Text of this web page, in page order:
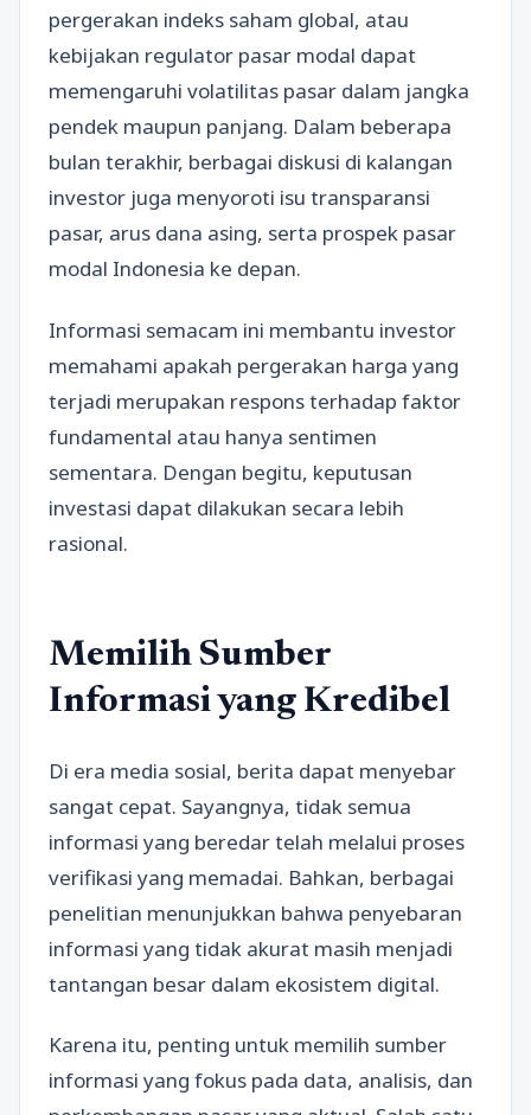
pergerakan indeks saham global, atau
kebijakan regulator pasar modal dapat
memengaruhi volatilitas pasar dalam jangka
pendek maupun panjang. Dalam beberapa
bulan terakhir, berbagai diskusi di kalangan
investor juga menyoroti isu transparansi
pasar, arus dana asing, serta prospek pasar
modal Indonesia ke depan.
Informasi semacam ini membantu investor
memahami apakah pergerakan harga yang
terjadi merupakan respons terhadap faktor
fundamental atau hanya sentimen
sementara. Dengan begitu, keputusan
investasi dapat dilakukan secara lebih
rasional.
Memilih Sumber
Informasi yang Kredibel
Di era media sosial, berita dapat menyebar
sangat cepat. Sayangnya, tidak semua
informasi yang beredar telah melalui proses
verifikasi yang memadai. Bahkan, berbagai
penelitian menunjukkan bahwa penyebaran
informasi yang tidak akurat masih menjadi
tantangan besar dalam ekosistem digital.
Karena itu, penting untuk memilih sumber
informasi yang fokus pada data, analisis, dan